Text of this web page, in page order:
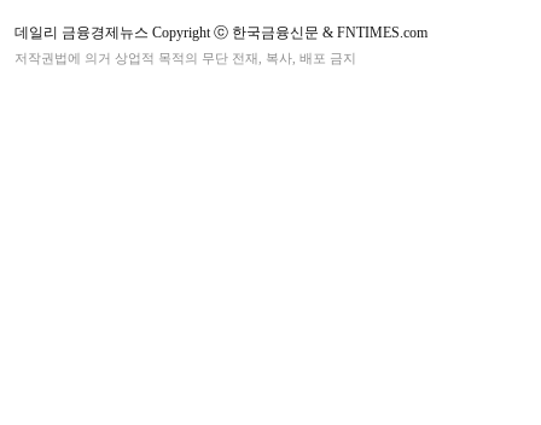
데일리 금융경제뉴스 Copyright ⓒ 한국금융신문 & FNTIMES.com
저작권법에 의거 상업적 목적의 무단 전재, 복사, 배포 금지